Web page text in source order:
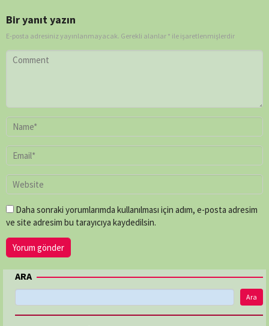
Bir yanıt yazın
E-posta adresiniz yayınlanmayacak. Gerekli alanlar * ile işaretlenmişlerdir
Daha sonraki yorumlarımda kullanılması için adım, e-posta adresim
ve site adresim bu tarayıcıya kaydedilsin.
ARA
Ara